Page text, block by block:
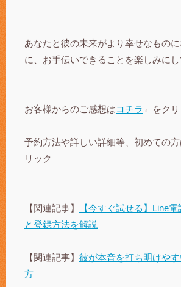
あなたと彼の未来がより幸せなものに
に、お手伝いできることを楽しみにし
お客様からのご感想はコチラ ←をクリ
予約方法や詳しい詳細等、初めての方
リック
【関連記事】
【今すぐ試せる】Line
と登録方法を解説
【関連記事】 彼が本音を打ち明けや
方